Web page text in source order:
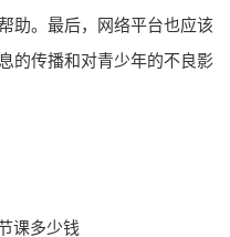
助。最后，网络平台也应该
的传播和对青少年的不良影
课多少钱